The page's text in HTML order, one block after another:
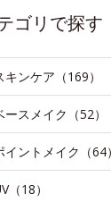
ゴリで探す
キンケア（169）
ースメイク（52）
イントメイク（64）
（18）